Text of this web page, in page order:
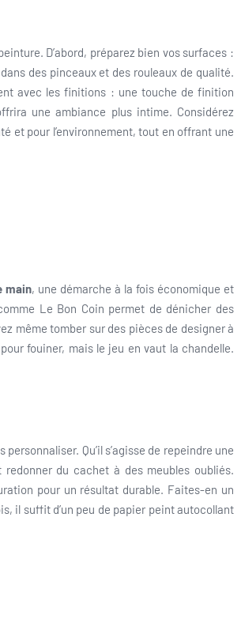
D’abord, préparez bien vos surfaces :
des pinceaux et des rouleaux de qualité.
avec les finitions : une touche de finition
une ambiance plus intime. Considérez
et pour l’environnement, tout en offrant une
main, une démarche à la fois économique et
Le Bon Coin permet de dénicher des
même tomber sur des pièces de designer à
fouiner, mais le jeu en vaut la chandelle.
Qu’il s’agisse de repeindre une
redonner du cachet à des meubles oubliés.
pour un résultat durable. Faites-en un
il suffit d’un peu de papier peint autocollant